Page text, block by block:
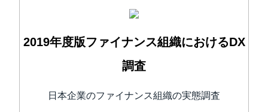
2019年度版ファイナンス組織におけるDX
調査
日本企業のファイナンス組織の実態調査